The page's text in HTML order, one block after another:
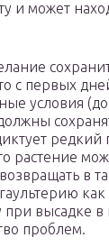
и может
с первых
условия
редкий
растение
в
при высадке в
проблем.